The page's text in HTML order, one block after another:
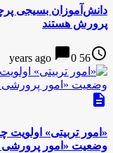
دانش‌آموزان بسیجی
پرورش هستند
access_time
56 years ago
chat_bubble0
description
«امور تربیتی»
وضعیت «امور پرورشی